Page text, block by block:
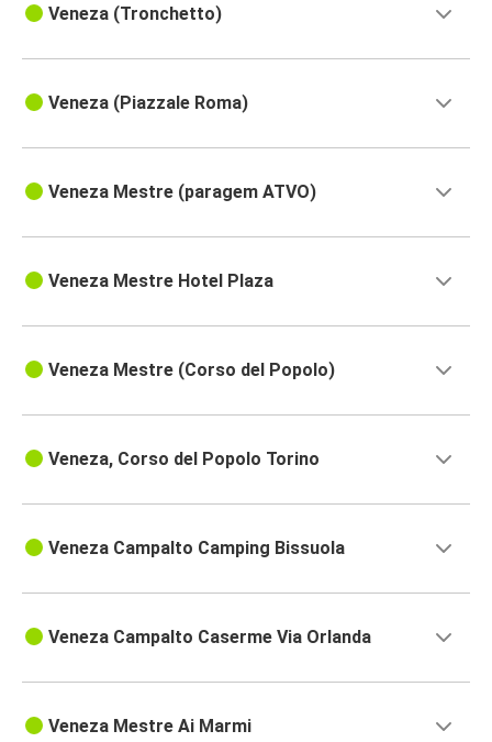
Veneza (Tronchetto)
Veneza (Piazzale Roma)
Veneza Mestre (paragem ATVO)
Veneza Mestre Hotel Plaza
Veneza Mestre (Corso del Popolo)
Veneza, Corso del Popolo Torino
Veneza Campalto Camping Bissuola
Veneza Campalto Caserme Via Orlanda
Veneza Mestre Ai Marmi